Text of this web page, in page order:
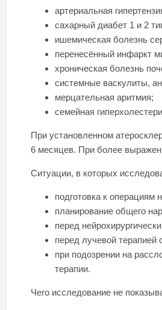
артериальная
сахарный диабет 1 и 2
ишемическая болезнь
перенесённый инфаркт
хроническая болезнь
системные васкулиты,
мерцательная аритмия;
семейная
При установленном
6 месяцев. При более
Ситуации, в которых
подготовка к операциям
планирование общего
перед
перед лучевой терапией
при подозрении на
терапии.
Чего исследование не